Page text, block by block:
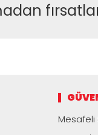
Mesafeli